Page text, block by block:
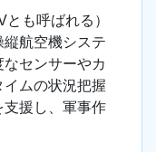
も呼ばれる）
航空機システ
センサーやカ
ムの状況把握
援し、軍事作